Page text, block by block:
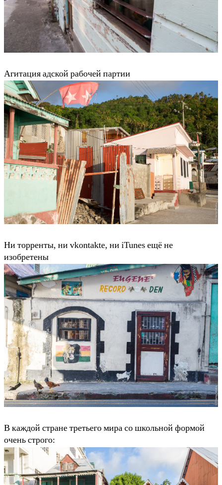
Агитация адской рабочей партии
Ни торренты, ни vkontakte, ни iTunes ещё не
изобретены
В каждой стране третьего мира со школьной формой
очень строго: